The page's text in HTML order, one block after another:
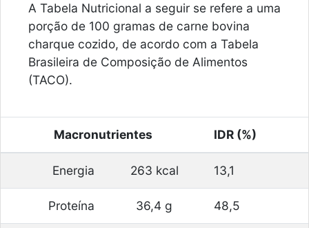
A Tabela Nutricional a seguir se refere a uma
porção de 100 gramas de carne bovina
charque cozido, de acordo com a Tabela
Brasileira de Composição de Alimentos
(TACO).
Macronutrientes IDR (%)
Energia 263 kcal 13,1
Proteína 36,4 g 48,5